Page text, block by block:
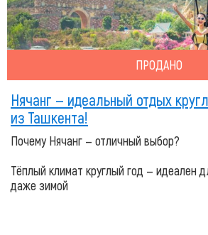
ПРОДАНО
Нячанг — идеальный отдых
из Ташкента!
Почему Нячанг — отличный выбор?
Тёплый климат круглый год — идеален
даже зимой